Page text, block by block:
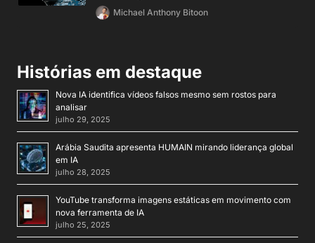
Michael Anthony Bitoon
Histórias em destaque
Nova IA identifica vídeos falsos mesmo sem rostos para
analisar
julho 29, 2025
Arábia Saudita apresenta HUMAIN mirando liderança global
em IA
julho 28, 2025
YouTube transforma imagens estáticas em movimento com
nova ferramenta de IA
julho 25, 2025